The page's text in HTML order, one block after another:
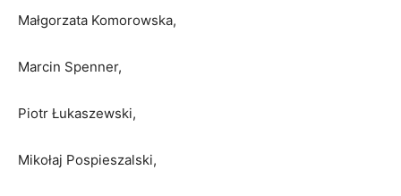
Małgorzata Komorowska,
Marcin Spenner,
Piotr Łukaszewski,
Mikołaj Pospieszalski,